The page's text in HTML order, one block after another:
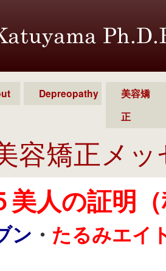
Depreopathy
美容矯
正
容矯正メ
美人の証明
ン ・ たるみエイ